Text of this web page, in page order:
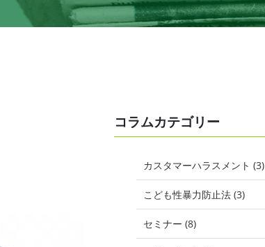
コラムカテゴリー
カスタマーハラスメント (3)
こども性暴力防止法 (3)
セミナー (8)